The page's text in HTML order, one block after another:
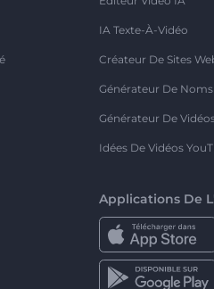
IA Texte-À-Vidéo
Créateur De Sites
Générateur De
Générateur De
Idées De Vidéos
Applications De